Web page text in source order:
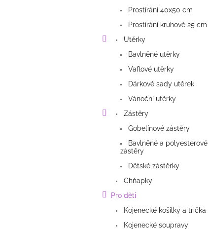
Prostírání 40x50 cm
Prostírání kruhové 25 cm
Utěrky
Bavlněné utěrky
Vaflové utěrky
Dárkové sady utěrek
Vánoční utěrky
Zástěry
Gobelínové zástěry
Bavlněné a polyesterové
zástěry
Dětské zástěrky
Chňapky
Pro děti
Kojenecké košilky a trička
Kojenecké soupravy